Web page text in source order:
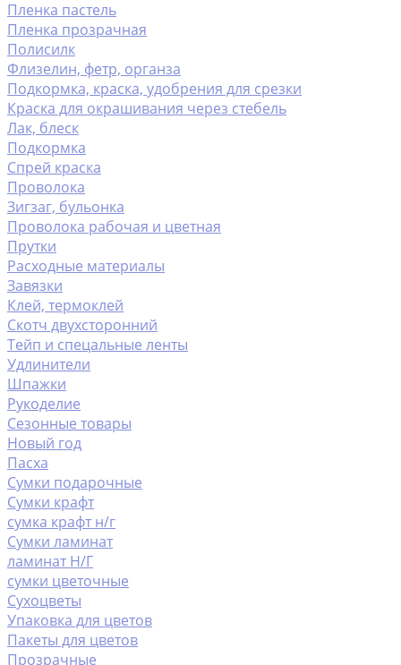
Пленка пастель
Пленка прозрачная
Полисилк
Флизелин, фетр, органза
Подкормка, краска, удобрения для срезки
Краска для окрашивания через стебель
Лак, блеск
Подкормка
Спрей краска
Проволока
Зигзаг, бульонка
Проволока рабочая и цветная
Прутки
Расходные материалы
Завязки
Клей, термоклей
Скотч двухсторонний
Тейп и спецальные ленты
Удлинители
Шпажки
Рукоделие
Сезонные товары
Новый год
Пасха
Сумки подарочные
Сумки крафт
сумка крафт н/г
Сумки ламинат
ламинат Н/Г
сумки цветочные
Сухоцветы
Упаковка для цветов
Пакеты для цветов
Прозрачные